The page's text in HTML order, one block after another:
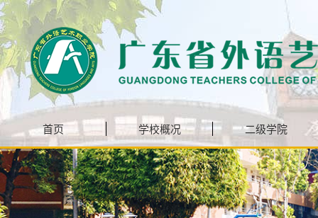
首页 学校概况 二级学院